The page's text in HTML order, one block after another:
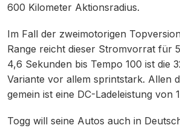
600 Kilometer Aktionsradius.
Im Fall der zweimotorigen
Range reicht dieser Stromvorrat für
4,6 Sekunden bis Tempo 100 ist die
Variante vor allem sprintstark. Allen
gemein ist eine DC-Ladeleistung von
Togg will seine Autos auch in